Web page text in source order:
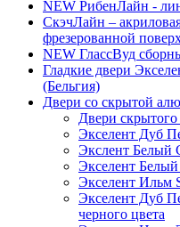
NEW РибенЛайн -
СкэчЛайн –
фрезерованной
NEW ГлассВуд
Гладкие двери
(Бельгия)
Двери со скрытой
Двери
Экселент Дуб
Экслент Белый
Экселент
Экселент Ильм
Экселент Дуб
черного цвета